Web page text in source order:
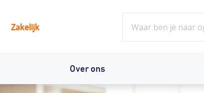
Zakelijk
Over ons